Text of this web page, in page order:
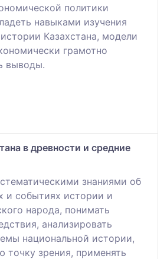
политики
навыками изучения
Казахстана, модели
грамотно
выводы.
в древности и средние
знаниями об
и событиях истории и
народа, понимать
анализировать
национальной истории,
точку зрения, применять